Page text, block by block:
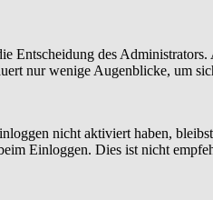
Entscheidung des
nur wenige Augenblicke, um
nicht aktiviert haben,
Einloggen. Dies ist nicht